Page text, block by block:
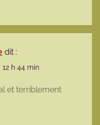
dit :
h 44 min
et terriblement